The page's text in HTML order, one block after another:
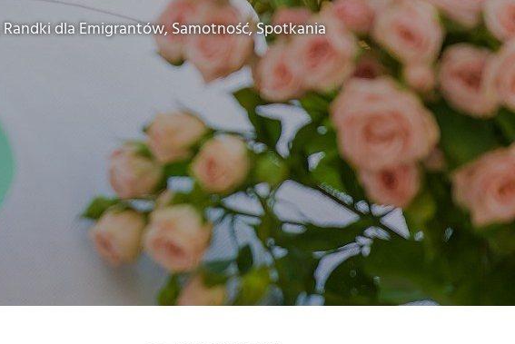
Randki dla Emigrantów,Samotność,Spotkania